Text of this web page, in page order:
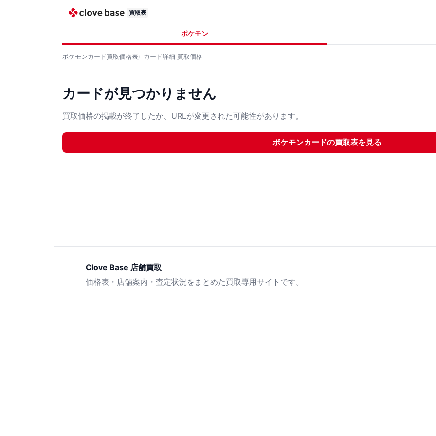
買取表
ポケモン
ポケモンカード買取価格表 カード詳細 買取価格
カードが見つかりません
買取価格の掲載が終了したか、URLが変更された可能性があります。
ポケモンカードの買取表を見る
Clove Base 店舗買取
価格表・店舗案内・査定状況をまとめた買取専用サイトです。